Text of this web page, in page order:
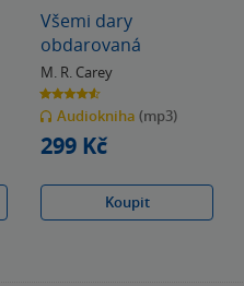
Všemi dary
obdarovaná
M. R. Carey
4.6
z
5
hvězdiček
Audiokniha(mp3)
299 Kč
Koupit